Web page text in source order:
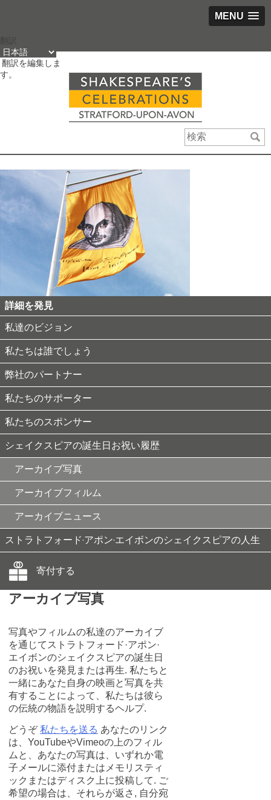
MENU
ン
テ
ン
プ
翻訳を編集しま
す。
詳細を発見
私達のビジョン
私たちは誰でしょう
弊社のパートナー
私たちのサポーター
私たちのスポンサー
シェイクスピアの誕生日お祝い履歴
アーカイブ写真
アーカイブフィルム
アーカイブニュース
ストラトフォード·アポン·エイボンのシェイクスピアの人生
寄付する
アーカイブ写真
写真やフィルムの私達のアーカイブ
を通じてストラトフォード·アポン·
エイボンのシェイクスピアの誕生日
のお祝いを発見または再生. 私たちと
一緒にあなた自身の映画と写真を共
有することによって、私たちは彼ら
の伝統の物語を説明するヘルプ.
どうぞ私たちを送る あなたのリンク
は、YouTubeやVimeoの上のフィル
ムと、あなたの写真は、いずれか電
子メールに添付またはメモリスティ
ックまたはディスク上に投稿して. ご
希望の場合は、それらが返さ, 自分宛